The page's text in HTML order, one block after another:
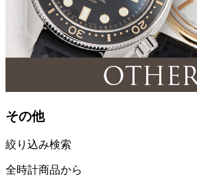
その他
絞り込み検索
全時計商品から